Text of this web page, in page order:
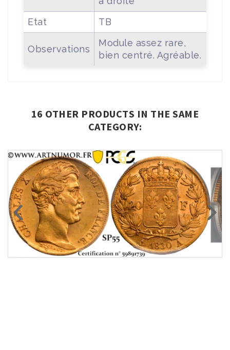
Etat
TB
Observations
Module assez rare,
bien centré. Agréable.
16 OTHER PRODUCTS IN THE SAME
CATEGORY: